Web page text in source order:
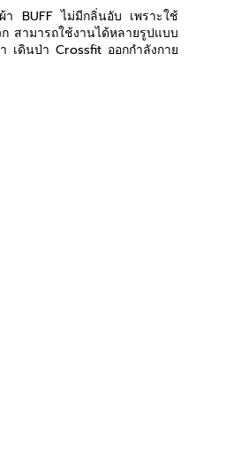
า BUFF ไม่มีกลิ่นอับ เพราะใช้
สามารถใช้งานได้หลายรูปแบบ
เดินป่า Crossfit ออกกำลังกาย